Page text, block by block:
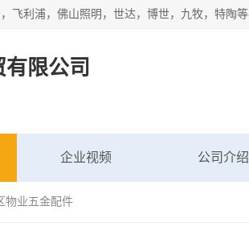
限公司
企业视频 公司介绍
物业五金配件